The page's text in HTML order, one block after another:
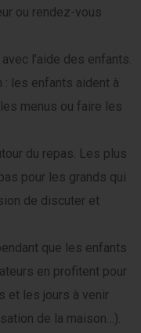
ou rendez-vous
l’aide des enfants.
: les enfants aident à
menus ou faire les
du repas. Les plus
pour les grands qui
de discuter et
que les enfants
en profitent pour
et les jours à venir
de la maison…).